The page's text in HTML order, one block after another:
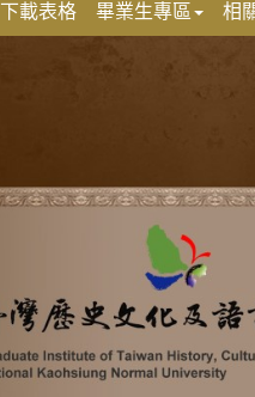
下載表格 畢業生專區 相